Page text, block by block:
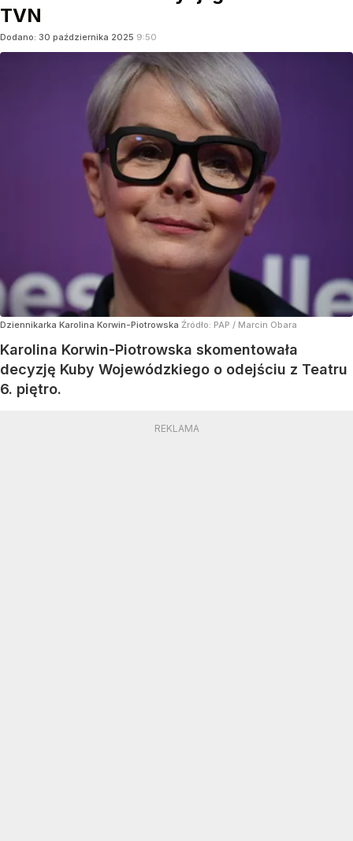
TVN
Dodano: 30 października 2025 9:50
Dziennikarka Karolina Korwin-Piotrowska Źródło: PAP / Marcin Obara
Karolina Korwin-Piotrowska skomentowała
decyzję Kuby Wojewódzkiego o odejściu z Teatru
6. piętro.